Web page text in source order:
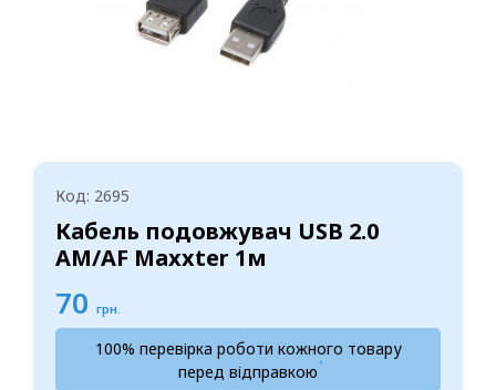
Код: 2695
Кабель подовжувач USB 2.0
AM/AF Maxxter 1м
70 грн.
100% перевірка роботи кожного товару
перед відправкою